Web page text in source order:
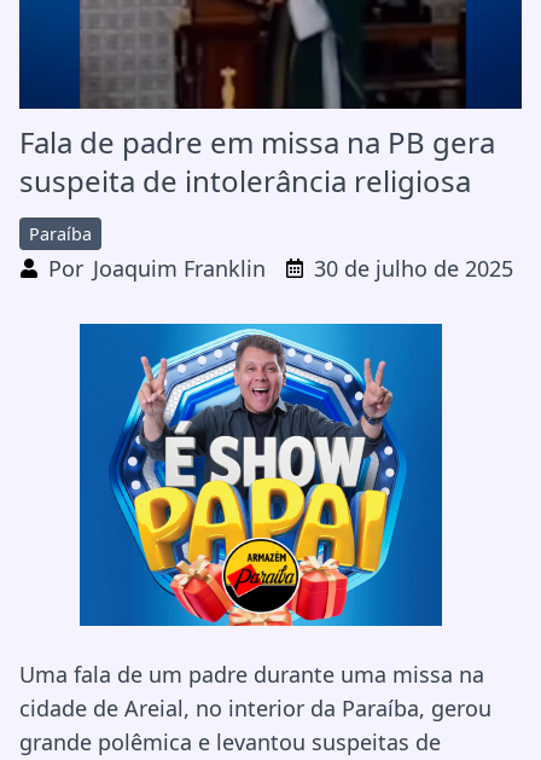
Fala de padre em missa na PB gera
suspeita de intolerância religiosa
Paraíba
Por Joaquim Franklin 30 de julho de 2025
Uma fala de um padre durante uma missa na
cidade de Areial, no interior da Paraíba, gerou
grande polêmica e levantou suspeitas de